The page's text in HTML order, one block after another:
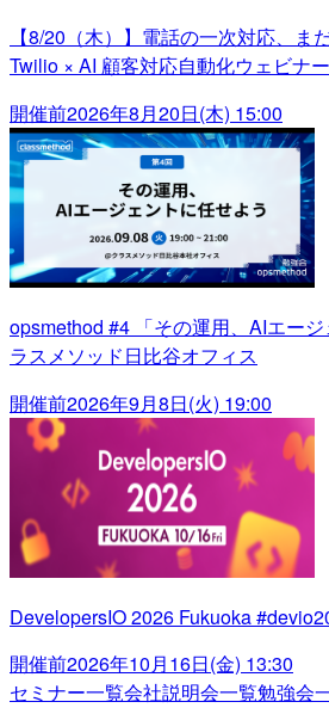
【8/20（木）】電話の一次対応、ま
Twilio × AI 顧客対応自動化ウェビナー
開催前2026年8月20日(木) 15:00
opsmethod #4 「その運用、AIエー
ラスメソッド日比谷オフィス
開催前2026年9月8日(火) 19:00
DevelopersIO 2026 Fukuoka
開催前2026年10月16日(金) 13:30
セミナー一覧会社説明会一覧勉強会